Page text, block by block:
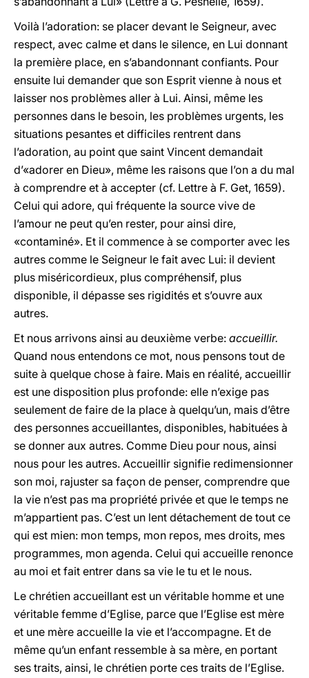
Voilà l’adoration: se placer devant le Seigneur, avec
respect, avec calme et dans le silence, en Lui donnant
la première place, en s’abandonnant confiants. Pour
ensuite lui demander que son Esprit vienne à nous et
laisser nos problèmes aller à Lui. Ainsi, même les
personnes dans le besoin, les problèmes urgents, les
situations pesantes et difficiles rentrent dans
l’adoration, au point que saint Vincent demandait
d’«adorer en Dieu», même les raisons que l’on a du mal
à comprendre et à accepter (cf. Lettre à F. Get, 1659).
Celui qui adore, qui fréquente la source vive de
l’amour ne peut qu’en rester, pour ainsi dire,
«contaminé». Et il commence à se comporter avec les
autres comme le Seigneur le fait avec Lui: il devient
plus miséricordieux, plus compréhensif, plus
disponible, il dépasse ses rigidités et s’ouvre aux
autres.
Et nous arrivons ainsi au deuxième verbe: accueillir.
Quand nous entendons ce mot, nous pensons tout de
suite à quelque chose à faire. Mais en réalité, accueillir
est une disposition plus profonde: elle n’exige pas
seulement de faire de la place à quelqu’un, mais d’être
des personnes accueillantes, disponibles, habituées à
se donner aux autres. Comme Dieu pour nous, ainsi
nous pour les autres. Accueillir signifie redimensionner
son moi, rajuster sa façon de penser, comprendre que
la vie n’est pas ma propriété privée et que le temps ne
m’appartient pas. C’est un lent détachement de tout ce
qui est mien: mon temps, mon repos, mes droits, mes
programmes, mon agenda. Celui qui accueille renonce
au moi et fait entrer dans sa vie le tu et le nous.
Le chrétien accueillant est un véritable homme et une
véritable femme d’Eglise, parce que l’Eglise est mère
et une mère accueille la vie et l’accompagne. Et de
même qu’un enfant ressemble à sa mère, en portant
ses traits, ainsi, le chrétien porte ces traits de l’Eglise.